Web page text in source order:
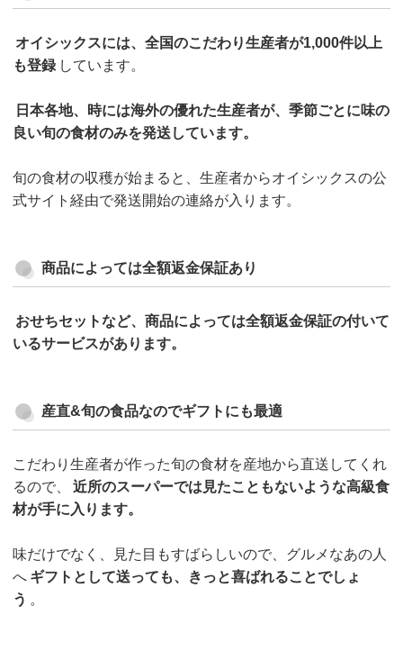
オイシックスには、全国のこだわり生産者が1,000件以上
も登録 しています。
日本各地、時には海外の優れた生産者が、季節ごとに味の
良い旬の食材のみを発送しています。
旬の食材の収穫が始まると、生産者からオイシックスの公
式サイト経由で発送開始の連絡が入ります。
商品によっては全額返金保証あり
おせちセットなど、商品によっては全額返金保証の付いて
いるサービスがあります。
産直&旬の食品なのでギフトにも最適
こだわり生産者が作った旬の食材を産地から直送してくれ
るので、
近所のスーパーでは見たこともないような高級食
材が手に入ります。
味だけでなく、見た目もすばらしいので、グルメなあの人
へ ギフトとして送っても、きっと喜ばれることでしょ
う 。